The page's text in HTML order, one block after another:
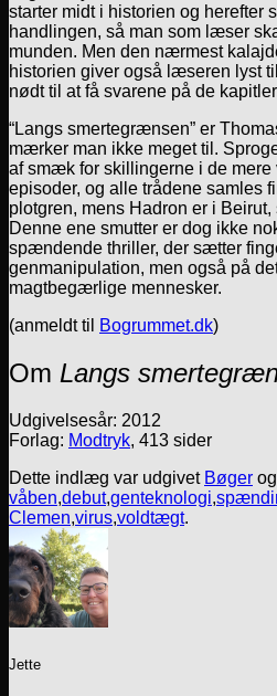
starter midt i historien og herefter
handlingen, så man som læser
munden. Men den nærmest
historien giver også læseren lyst
nødt til at få svarene på de
“Langs smertegrænsen” er
mærker man ikke meget til.
af smæk for skillingerne i de mere
episoder, og alle trådene samles
plotgren, mens Hadron er i
Denne ene smutter er dog ikke
spændende thriller, der sætter
genmanipulation, men også på
magtbegærlige mennesker.
(anmeldt til
Bogrummet.dk)
Om Langs
Udgivelsesår: 2012
Forlag: Modtryk, 413 sider
Dette indlæg var udgivet Bøger
våben,debut,genteknologi,
Clemen,virus,voldtægt.
Jette